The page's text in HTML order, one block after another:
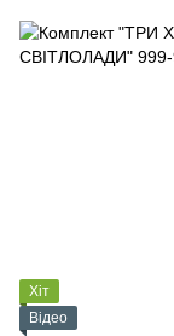
Хіт
Відео